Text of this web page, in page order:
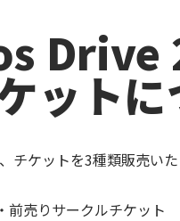
Drive
ット
チケットを3種類販売いた
・前売りサークルチケット